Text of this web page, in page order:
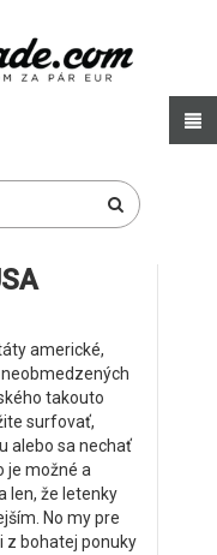
americké,
takouto
surfovať,
alebo sa nechať
je možné a
len, že letenky
No my pre
z bohatej ponuky